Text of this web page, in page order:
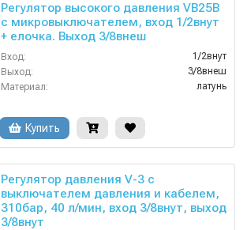
Регулятор высокого давления VB25B
с микровыключателем, вход 1/2внут
+ елочка. Выход 3/8внеш
Вход:
1/2внут
Выход:
3/8внеш
Материал:
латунь
Температура (°C):
Купить
Регулятор давления V-3 с
выключателем давления и кабелем,
310бар, 40 л/мин, вход 3/8внут, выход
3/8внут